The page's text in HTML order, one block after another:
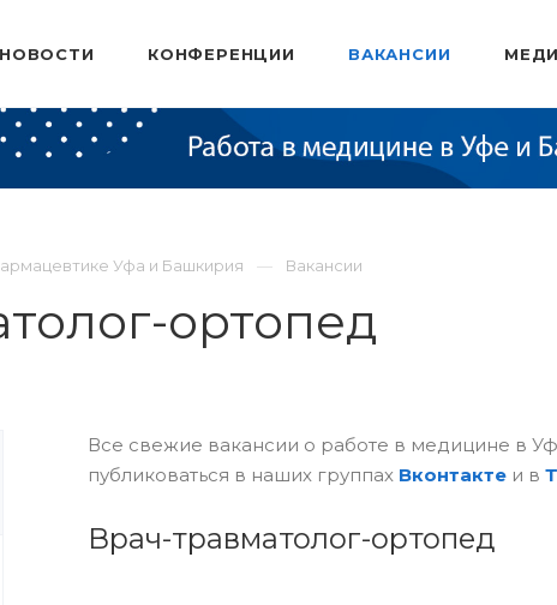
НОВОСТИ КОНФЕРЕНЦИИ ВАКАНСИИ
Уфа и Башкирия Вакансии
ортопед
Все свежие вакансии о работе в медицине в
публиковаться в наших группах Вконтактеи в
Врач-травматолог-ортопед